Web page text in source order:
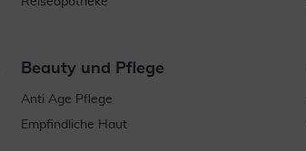
Beauty und Pflege
Anti Age Pflege
Empfindliche Haut